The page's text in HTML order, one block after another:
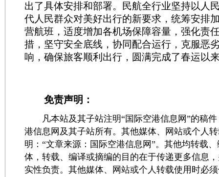
出了具体安排和部署。民航全行业坚持以人
代人民群众对美好出行的新要求，统筹安排
营航班，适度增加各机场保障容量，强化责
措，坚守安全底线，协同配合运行，克服恶
响，确保旅客顺利出行，圆满完成了春运以
免责声明：
凡本站及其子站注明“国际空港信息网”的稿件
港信息网及其子站所有。其他媒体、网站或个人
明：“文章来源：国际空港信息网”。其他均转载
体，转载、编译或摘编的目的在于传递更多信息
实性负责。其他媒体、网站或个人转载使用时必